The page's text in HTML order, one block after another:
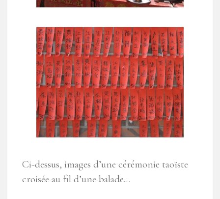
Ci-dessus, images d’une cérémonie taoïste
croisée au fil d’une balade…